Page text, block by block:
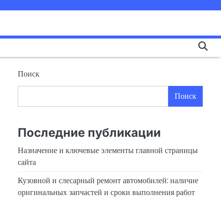
Поиск
Поиск
Последние публикации
Назначение и ключевые элементы главной страницы
сайта
Кузовной и слесарный ремонт автомобилей: наличие
оригинальных запчастей и сроки выполнения работ